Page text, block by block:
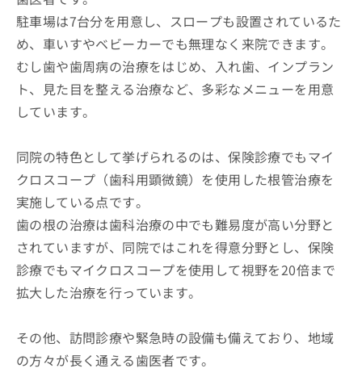
駐車場は7台分を用意し、スロープも設置されているた
め、車いすやベビーカーでも無理なく来院できます。
むし歯や歯周病の治療をはじめ、入れ歯、インプラン
ト、見た目を整える治療など、多彩なメニューを用意
しています。
同院の特色として挙げられるのは、保険診療でもマイ
クロスコープ（歯科用顕微鏡）を使用した根管治療を
実施している点です。
歯の根の治療は歯科治療の中でも難易度が高い分野と
されていますが、同院ではこれを得意分野とし、保険
診療でもマイクロスコープを使用して視野を20倍まで
拡大した治療を行っています。
その他、訪問診療や緊急時の設備も備えており、地域
の方々が長く通える歯医者です。